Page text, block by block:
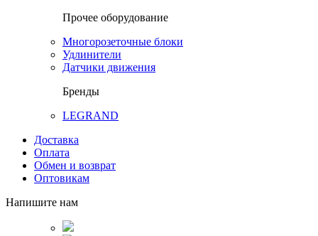
Прочее оборудование
Многорозеточные блоки
Удлинители
Датчики движения
Бренды
LEGRAND
Доставка
Оплата
Обмен и возврат
Оптовикам
Напишите нам